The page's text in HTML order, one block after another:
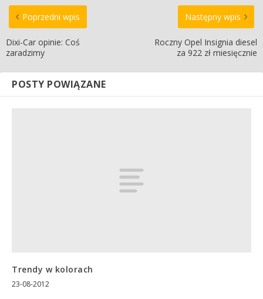
Poprzedni wpis
Dixi-Car opinie: Coś
zaradzimy
Następny wpis
Roczny Opel Insignia diesel
za 922 zł miesięcznie
POSTY POWIĄZANE
Trendy w kolorach
23-08-2012